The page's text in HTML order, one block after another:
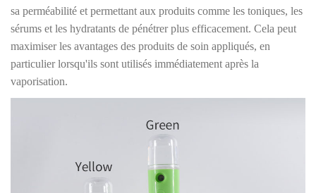
sa perméabilité et permettant aux produits comme les toniques, les
sérums et les hydratants de pénétrer plus efficacement. Cela peut
maximiser les avantages des produits de soin appliqués, en
particulier lorsqu'ils sont utilisés immédiatement après la
vaporisation.